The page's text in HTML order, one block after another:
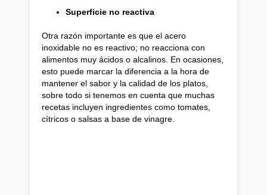
Superficie no reactiva
Otra razón importante es que el acero
inoxidable no es reactivo; no reacciona con
alimentos muy ácidos o alcalinos. En ocasiones,
esto puede marcar la diferencia a la hora de
mantener el sabor y la calidad de los platos,
sobre todo si tenemos en cuenta que muchas
recetas incluyen ingredientes como tomates,
cítricos o salsas a base de vinagre.